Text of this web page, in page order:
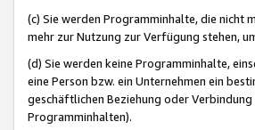
(c) Sie werden Programminhalte, die nicht
mehr zur Nutzung zur Verfügung stehen,
(d) Sie werden keine Programminhalte,
eine Person bzw. ein Unternehmen ein
geschäftlichen Beziehung oder
Programminhalten).